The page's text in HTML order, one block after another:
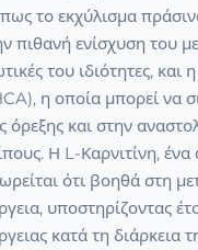
το εκχύλισμα
πιθανή ενίσχυση του
του ιδιότητες,
η οποία μπορεί να
όρεξης και στην
Η L-Καρνιτίνη, ένα
ότι βοηθά στη
υποστηρίζοντας
κατά τη διάρκεια